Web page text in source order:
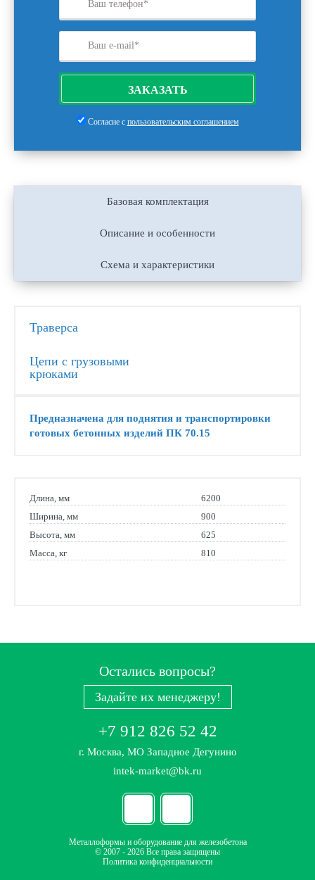
ЗАКАЗАТЬ
Согласие с пользовательским соглашением
Базовая комплектация
Описание и особенности
Схема и характеристики
Траверса
Цепи с грузовыми
крюками
Предназначена для поднятия и транспортировки
готовых бетонных изделий ПК 70.15
Длина, мм
6200
Ширина, мм
900
Высота, мм
625
Масса, кг
810
Остались вопросы?
Задайте их менеджеру!
+7 912 826 52 42
г. Москва, МО Западное Дегунино
intek-market@bk.ru
Металлоформы и оборудование для железобетона
© 2007 - 2026 Все права защищены
Политика конфиденциальности